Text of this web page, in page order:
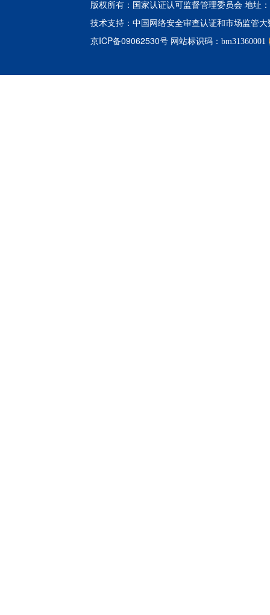
版权所有：国家认证认可监督管理委员会 地址
技术支持： 中国网络安全审查认证和市场监管
京ICP备09062530号 网站标识码：bm31360001